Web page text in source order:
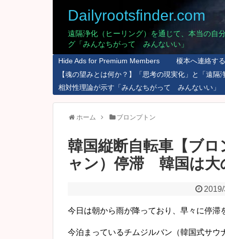
Dailyrootsfinder.com
遠隔浄化（ヒーリング）を通じて、本当の
グ「みんなちがって みんないい」
Hide Ads for Premium Members
榎本へ連絡す
【魂の望みとは何か？】「思考の現実化」と「遠隔
相対性理論が示す「みんなちがって みんないい」
ホーム ブロンプトン
韓国縦断自転車【ブ
ャン）停滞 韓国は大
今日は朝から雨が降っており、早々に停滞
今泊まっているチムジルバン（韓国式サ